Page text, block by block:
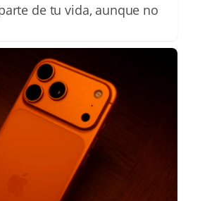
de tu vida, aunque no